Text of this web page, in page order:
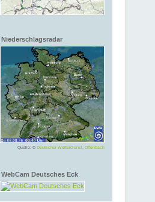
Niederschlagsradar
Quelle: © Deutscher Wetterdienst, Offenbach
WebCam Deutsches Eck